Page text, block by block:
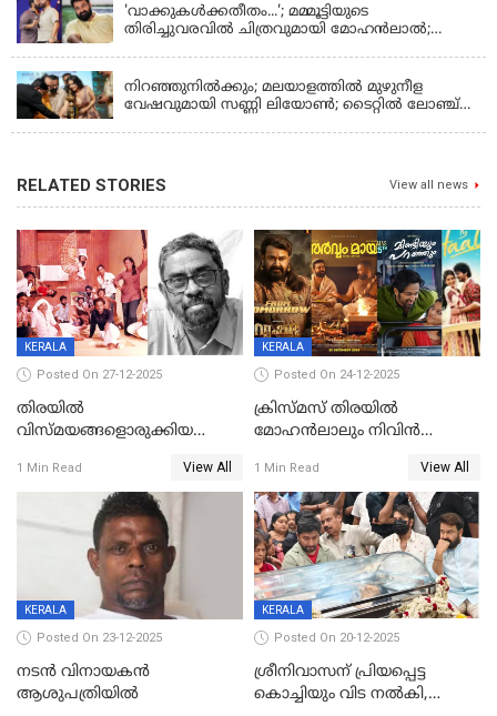
'വാക്കുകള്‍ക്കതീതം...'; മമ്മൂട്ടിയുടെ
തിരിച്ചുവരവില്‍ ചിത്രവുമായി മോഹന്‍ലാല്‍;
നിറഞ്ഞുനിൽക്കും; മലയാളത്തിൽ മുഴുനീള
വേഷവുമായി സണ്ണി ലിയോൺ; ടൈറ്റിൽ ലോഞ്ച്
RELATED STORIES View all news
KERALA
Posted On 27-12-2025
തിരയിൽ
വിസ്മയങ്ങളൊരുക്കിയ
ശേഖര്‍ അന്തരിച്ചു
1 Min Read View All
KERALA
Posted On 24-12-2025
ക്രിസ്മസ് തിരയിൽ
മോഹൻലാലും നിവിൻ
ഷെയ്‌നും; 200 കോടി
മുടക്കിയെത്തുന്ന
വൃഷഭയുൾപ്പെടെ കാണാം
1 Min Read View All
KERALA
Posted On 23-12-2025
നടൻ വിനായകൻ
ആശുപത്രിയിൽ
KERALA
Posted On 20-12-2025
ശ്രീനിവാസന് പ്രിയപ്പെട്ട
കൊച്ചിയും വിട നൽകി,